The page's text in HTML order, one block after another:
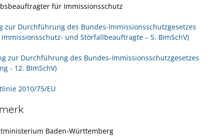
für Immissionsschutz
zur Durchführung des Bundes-Immissionsschutzgesetzes
und Störfallbeauftragte – 5. BImSchV)
zur Durchführung des Bundes-Immissionsschutzgesetzes
- 12. BImSchV)
2010/75/EU
Baden-Württemberg